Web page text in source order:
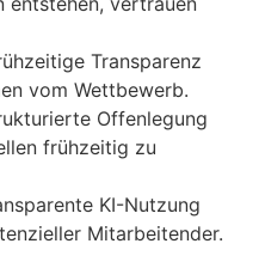
Transparenz
vom Wettbewerb.
Offenlegung
frühzeitig zu
KI-Nutzung
Mitarbeitender.